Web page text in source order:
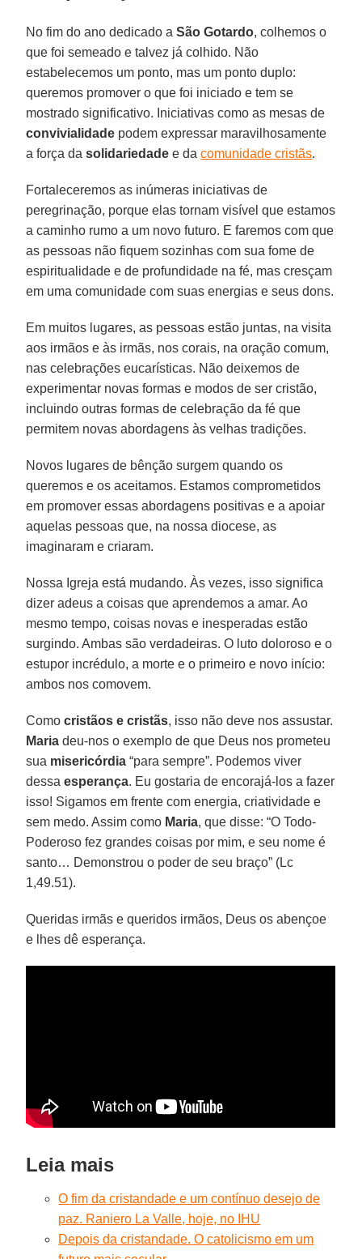
No fim do ano dedicado aSão Gotardo, colhemos o
que foi semeado e talvez já colhido. Não
estabelecemos um ponto, mas um ponto duplo:
queremos promover o que foi iniciado e tem se
mostrado significativo. Iniciativas como as mesas de
convivialidade podem expressar maravilhosamente
a força dasolidariedade e dacomunidade cristãs.
Fortaleceremos as inúmeras iniciativas de
peregrinação, porque elas tornam visível que estamos
a caminho rumo a um novo futuro. E faremos com que
as pessoas não fiquem sozinhas com sua fome de
espiritualidade e de profundidade na fé, mas cresçam
em uma comunidade com suas energias e seus dons.
Em muitos lugares, as pessoas estão juntas, na visita
aos irmãos e às irmãs, nos corais, na oração comum,
nas celebrações eucarísticas. Não deixemos de
experimentar novas formas e modos de ser cristão,
incluindo outras formas de celebração da fé que
permitem novas abordagens às velhas tradições.
Novos lugares de bênção surgem quando os
queremos e os aceitamos. Estamos comprometidos
em promover essas abordagens positivas e a apoiar
aquelas pessoas que, na nossa diocese, as
imaginaram e criaram.
Nossa Igreja está mudando. Às vezes, isso significa
dizer adeus a coisas que aprendemos a amar. Ao
mesmo tempo, coisas novas e inesperadas estão
surgindo. Ambas são verdadeiras. O luto doloroso e o
estupor incrédulo, a morte e o primeiro e novo início:
ambos nos comovem.
Comocristãos e cristãs, isso não deve nos assustar.
Maria deu-nos o exemplo de que Deus nos prometeu
sua misericórdia “para sempre”. Podemos viver
dessaesperança. Eu gostaria de encorajá-los a fazer
isso! Sigamos em frente com energia, criatividade e
sem medo. Assim como Maria, que disse: “O Todo-
Poderoso fez grandes coisas por mim, e seu nome é
santo… Demonstrou o poder de seu braço” (Lc
1,49.51).
Queridas irmãs e queridos irmãos, Deus os abençoe
e lhes dê esperança.
Leia mais
O fim da cristandade e um contínuo desejo de
paz. Raniero La Valle, hoje, no IHU
Depois da cristandade. O catolicismo em um